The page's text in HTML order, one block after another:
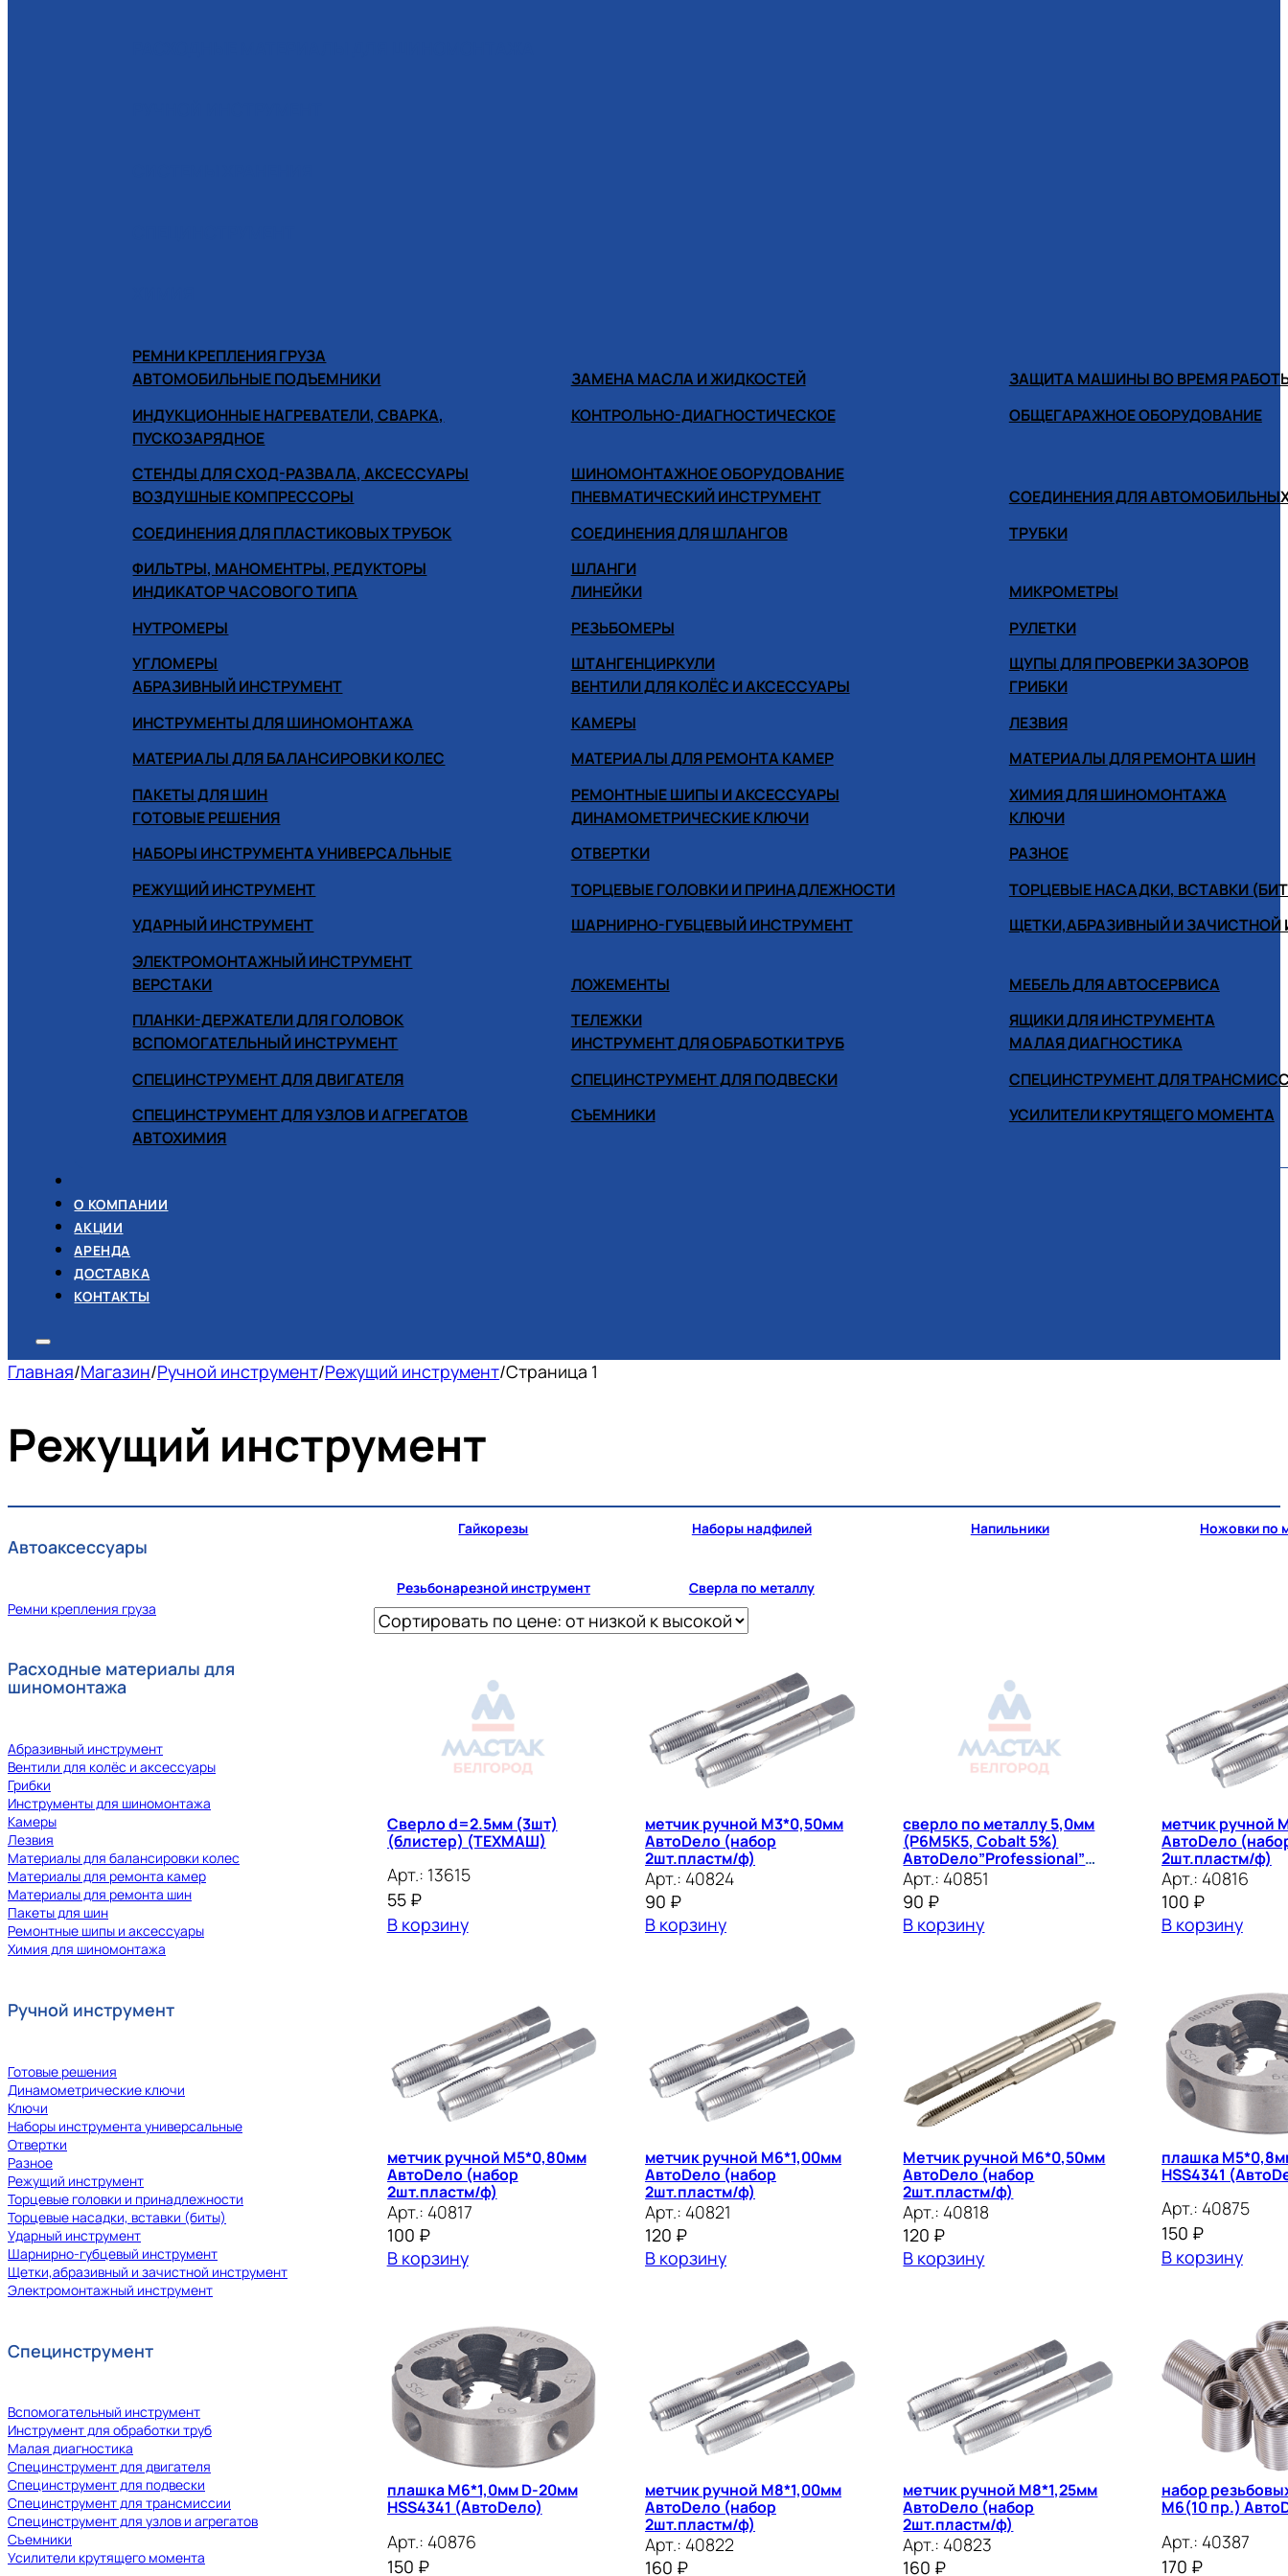
РЕМНИ КРЕПЛЕНИЯ ГРУЗА
АВТОМОБИЛЬНЫЕ ПОДЪЕМНИКИ
ЗАМЕНА МАСЛА И ЖИДКОСТЕЙ
ЗАЩИТА МАШИНЫ ВО ВРЕМЯ
ИНДУКЦИОННЫЕ НАГРЕВАТЕЛИ, СВАРКА,
ПУСКОЗАРЯДНОЕ
КОНТРОЛЬНО-ДИАГНОСТИЧЕСКОЕ ОБЩЕГАРАЖНОЕ ОБОРУДОВАНИЕ
СТЕНДЫ ДЛЯ СХОД-РАЗВАЛА, АКСЕССУАРЫ
ШИНОМОНТАЖНОЕ ОБОРУДОВАНИЕ
ВОЗДУШНЫЕ КОМПРЕССОРЫ
ПНЕВМАТИЧЕСКИЙ ИНСТРУМЕНТ
СОЕДИНЕНИЯ ДЛЯ
СОЕДИНЕНИЯ ДЛЯ ПЛАСТИКОВЫХ ТРУБОК
СОЕДИНЕНИЯ ДЛЯ ШЛАНГОВ
ТРУБКИ
ФИЛЬТРЫ, МАНОМЕНТРЫ, РЕДУКТОРЫ
ШЛАНГИ
ИНДИКАТОР ЧАСОВОГО ТИПА
ЛИНЕЙКИ
МИКРОМЕТРЫ
НУТРОМЕРЫ
РЕЗЬБОМЕРЫ
РУЛЕТКИ
УГЛОМЕРЫ
ШТАНГЕНЦИРКУЛИ
ЩУПЫ ДЛЯ ПРОВЕРКИ ЗАЗОРОВ
АБРАЗИВНЫЙ ИНСТРУМЕНТ
ВЕНТИЛИ ДЛЯ КОЛЁС И АКСЕССУАРЫ
ГРИБКИ
ИНСТРУМЕНТЫ ДЛЯ ШИНОМОНТАЖА
КАМЕРЫ
ЛЕЗВИЯ
МАТЕРИАЛЫ ДЛЯ БАЛАНСИРОВКИ КОЛЕС
МАТЕРИАЛЫ ДЛЯ РЕМОНТА КАМЕР
МАТЕРИАЛЫ ДЛЯ РЕМОНТА ШИН
ПАКЕТЫ ДЛЯ ШИН
РЕМОНТНЫЕ ШИПЫ И АКСЕССУАРЫ
ХИМИЯ ДЛЯ ШИНОМОНТАЖА
ГОТОВЫЕ РЕШЕНИЯ
ДИНАМОМЕТРИЧЕСКИЕ КЛЮЧИ
КЛЮЧИ
НАБОРЫ ИНСТРУМЕНТА УНИВЕРСАЛЬНЫЕ
ОТВЕРТКИ
РАЗНОЕ
РЕЖУЩИЙ ИНСТРУМЕНТ
ТОРЦЕВЫЕ ГОЛОВКИ И ПРИНАДЛЕЖНОСТИ
ТОРЦЕВЫЕ НАСАДКИ, ВСТАВКИ
УДАРНЫЙ ИНСТРУМЕНТ
ШАРНИРНО-ГУБЦЕВЫЙ ИНСТРУМЕНТ
ЩЕТКИ,АБРАЗИВНЫЙ И ЗАЧИСТНОЙ
ЭЛЕКТРОМОНТАЖНЫЙ ИНСТРУМЕНТ
ВЕРСТАКИ
ЛОЖЕМЕНТЫ
МЕБЕЛЬ ДЛЯ АВТОСЕРВИСА
ПЛАНКИ-ДЕРЖАТЕЛИ ДЛЯ ГОЛОВОК
ТЕЛЕЖКИ
ЯЩИКИ ДЛЯ ИНСТРУМЕНТА
ВСПОМОГАТЕЛЬНЫЙ ИНСТРУМЕНТ
ИНСТРУМЕНТ ДЛЯ ОБРАБОТКИ ТРУБ
МАЛАЯ ДИАГНОСТИКА
СПЕЦИНСТРУМЕНТ ДЛЯ ДВИГАТЕЛЯ
СПЕЦИНСТРУМЕНТ ДЛЯ ПОДВЕСКИ
СПЕЦИНСТРУМЕНТ ДЛЯ
СПЕЦИНСТРУМЕНТ ДЛЯ УЗЛОВ И АГРЕГАТОВ
СЪЕМНИКИ
УСИЛИТЕЛИ КРУТЯЩЕГО МОМЕНТА
АВТОХИМИЯ
О КОМПАНИИ
АКЦИИ
АРЕНДА
ДОСТАВКА
КОНТАКТЫ
Главная/Магазин/Ручной инструмент/Режущий инструмент/Страница 1
Режущий инструмент
Автоаксессуары
Ремни крепления груза
Расходные материалы для
шиномонтажа
Абразивный инструмент
Вентили для колёс и аксессуары
Грибки
Инструменты для шиномонтажа
Камеры
Лезвия
Материалы для балансировки колес
Материалы для ремонта камер
Материалы для ремонта шин
Пакеты для шин
Ремонтные шипы и аксессуары
Химия для шиномонтажа
Ручной инструмент
Готовые решения
Динамометрические ключи
Ключи
Наборы инструмента универсальные
Отвертки
Разное
Режущий инструмент
Торцевые головки и принадлежности
Торцевые насадки, вставки (биты)
Ударный инструмент
Шарнирно-губцевый инструмент
Щетки,абразивный и зачистной инструмент
Электромонтажный инструмент
Специнструмент
Вспомогательный инструмент
Инструмент для обработки труб
Малая диагностика
Специнструмент для двигателя
Специнструмент для подвески
Специнструмент для трансмиссии
Специнструмент для узлов и агрегатов
Съемники
Усилители крутящего момента
Гайкорезы Наборы надфилей Напильники Ножовки по
Резьбонарезной инструмент Сверла по металлу
Сверло d=2.5мм (3шт)
(блистер) (ТЕХМАШ)
Арт.: 13615
55 ₽
В корзину
метчик ручной М3*0,50мм
АвтоDело (набор
2шт.пластм/ф)
Арт.: 40824
90 ₽
В корзину
сверло по металлу 5,0мм
(Р6М5К5, Cobalt 5%)
АвтоDело”Professional”
40851
Арт.: 40851
90 ₽
В корзину
метчик ручной
АвтоDело
2шт.пластм/ф)
Арт.: 40816
100 ₽
В корзину
метчик ручной М5*0,80мм
АвтоDело (набор
2шт.пластм/ф)
Арт.: 40817
100 ₽
В корзину
метчик ручной М6*1,00мм
АвтоDело (набор
2шт.пластм/ф)
Арт.: 40821
120 ₽
В корзину
Метчик ручной М6*0,50мм
АвтоDело (набор
2шт.пластм/ф)
Арт.: 40818
120 ₽
В корзину
плашка
HSS4341
Арт.: 40875
150 ₽
В корзину
плашка М6*1,0мм D-20мм
HSS4341 (АвтоDело)
Арт.: 40876
150 ₽
метчик ручной М8*1,00мм
АвтоDело (набор
2шт.пластм/ф)
Арт.: 40822
160 ₽
метчик ручной М8*1,25мм
АвтоDело (набор
2шт.пластм/ф)
Арт.: 40823
160 ₽
набор
М6(10 пр.)
Арт.: 40387
170 ₽